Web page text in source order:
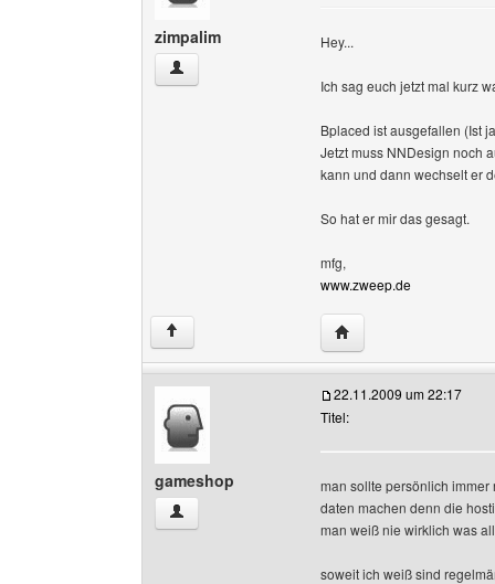
zimpalim
zimpalim Benutzer-Profile anzeigen
Hey...
Ich sag euch jetzt mal kurz
Bplaced ist ausgefallen (Ist
Jetzt muss NNDesign noch
kann und dann wechselt er
So hat er mir das gesagt.
mfg,
www.zweep.de
↑ Website dieses
gameshop
gameshop Benutzer-Profile anzeigen
22.11.2009 um 22:17
Titel:
man sollte persönlich
daten machen denn die
man weiß nie wirklich was
soweit ich weiß sind